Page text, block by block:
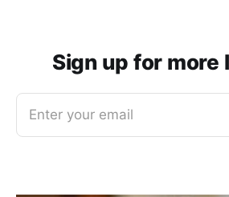
Sign up for more
Enter your email